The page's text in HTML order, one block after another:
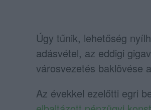
Úgy tűnik, lehetőség
adásvétel, az eddigi
városvezetés baklövése
Az évekkel ezelőtti egri